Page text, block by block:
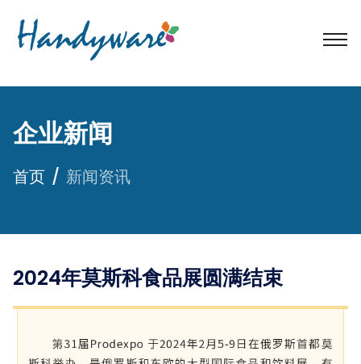
企业新闻
首页 新闻资讯
2024年莫斯科食品展圆满结束